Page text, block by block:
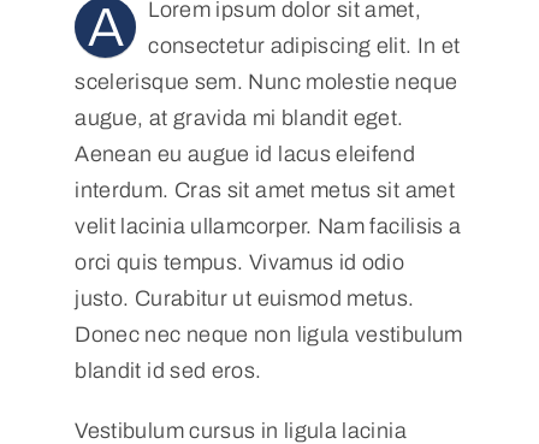
POD
Repositorio
Geovisores
PEIN
A
Lorem ipsum dolor sit amet,
consectetur adipiscing elit. In et
scelerisque sem. Nunc molestie neque
augue, at gravida mi blandit eget.
Aenean eu augue id lacus eleifend
interdum. Cras sit amet metus sit amet
velit lacinia ullamcorper. Nam facilisis a
orci quis tempus. Vivamus id odio
justo. Curabitur ut euismod metus.
Donec nec neque non ligula vestibulum
blandit id sed eros.
Vestibulum cursus in ligula lacinia